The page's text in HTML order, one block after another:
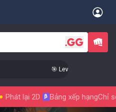
🎯 Level Up Your Aim to
Phát lại 2D β Bảng xếp hạngChỉ